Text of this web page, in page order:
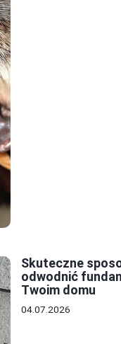
Skuteczne
odwodnić
Twoim domu
04.07.2026